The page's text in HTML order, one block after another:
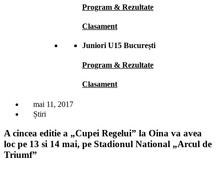
Program & Rezultate
Clasament
Juniori U15 București
Program & Rezultate
Clasament
mai 11, 2017
Știri
A cincea editie a „Cupei Regelui” la Oina va avea
loc pe 13 si 14 mai, pe Stadionul National „Arcul de
Triumf”